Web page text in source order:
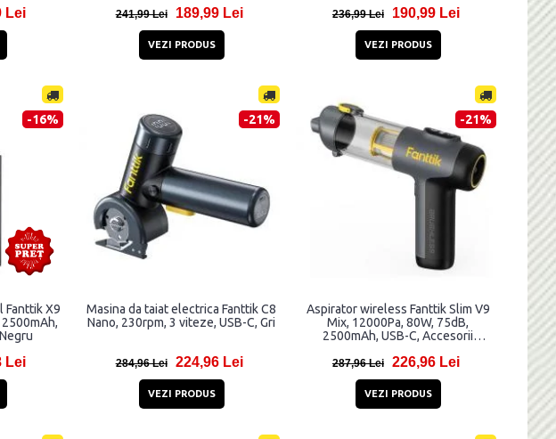
Lei 241,99 Lei 189,99 Lei
VEZI PRODUS
236,99 Lei 190,99 Lei
VEZI PRODUS
-16%
Fanttik X9
2500mAh,
Lei
-21%
Masina da taiat electrica Fanttik C8
Nano, 230rpm, 3 viteze, USB-C, Gri
284,96 Lei 224,96 Lei
VEZI PRODUS
-21%
Aspirator wireless Fanttik Slim V9
Mix, 12000Pa, 80W, 75dB,
2500mAh, USB-C, Accesorii
287,96 Lei 226,96 Lei
VEZI PRODUS